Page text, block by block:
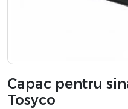
Capac pentru
Tosyco